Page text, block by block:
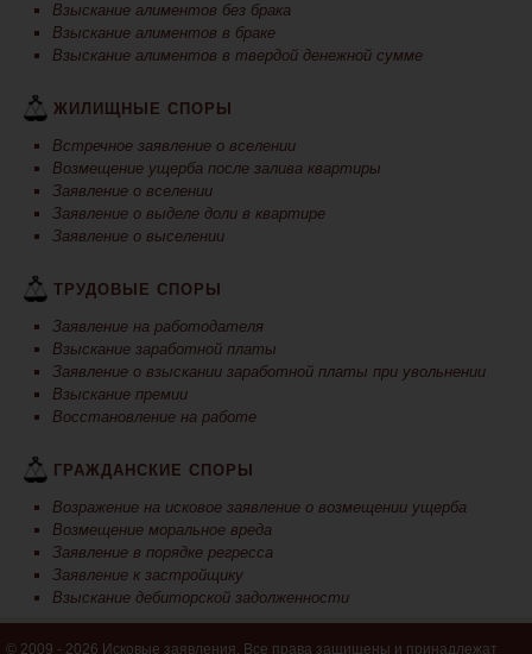
Взыскание алиментов без брака
Взыскание алиментов в браке
Взыскание алиментов в твердой денежной сумме
ЖИЛИЩНЫЕ СПОРЫ
Встречное заявление о вселении
Возмещение ущерба после залива квартиры
Заявление о вселении
Заявление о выделе доли в квартире
Заявление о выселении
ТРУДОВЫЕ СПОРЫ
Заявление на работодателя
Взыскание заработной платы
Заявление о взыскании заработной платы при увольнении
Взыскание премии
Восстановление на работе
ГРАЖДАНСКИЕ СПОРЫ
Возражение на исковое заявление о возмещении ущерба
Возмещение моральное вреда
Заявление в порядке регресса
Заявление к застройщику
Взыскание дебиторской задолженности
© 2009 - 2026 Исковые заявления. Все права защищены и принадлежат